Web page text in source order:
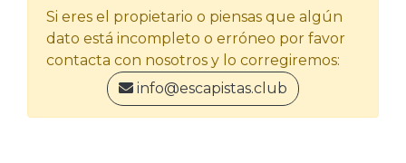
Si eres el propietario o piensas que algún
dato está incompleto o erróneo por favor
contacta con nosotros y lo corregiremos:
info@escapistas.club